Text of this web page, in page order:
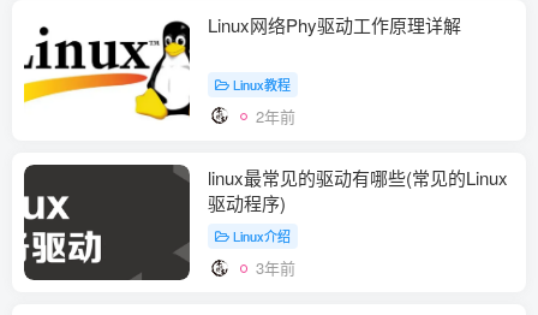
Linux网络Phy驱动工作原理详解
Linux教程
2年前
linux最常见的驱动有哪些(常见的Linux
驱动程序)
Linux介绍
3年前